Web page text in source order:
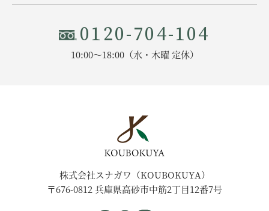
0120-704-104
10:00〜18:00（水・木曜 定休）
株式会社スナガワ（KOUBOKUYA）
〒676-0812 兵庫県高砂市中筋2丁目12番7号